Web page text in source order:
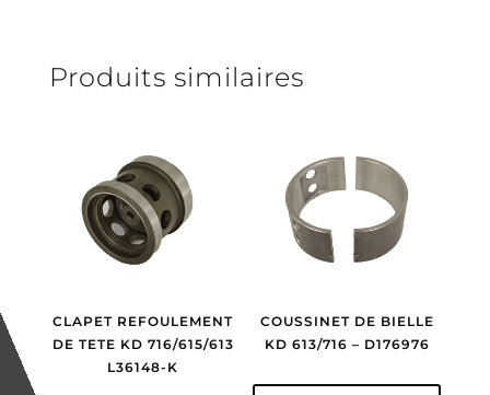
Produits similaires
CLAPET REFOULEMENT
DE TETE KD 716/615/613
L36148-K
COUSSINET DE BIELLE
KD 613/716 – D176976